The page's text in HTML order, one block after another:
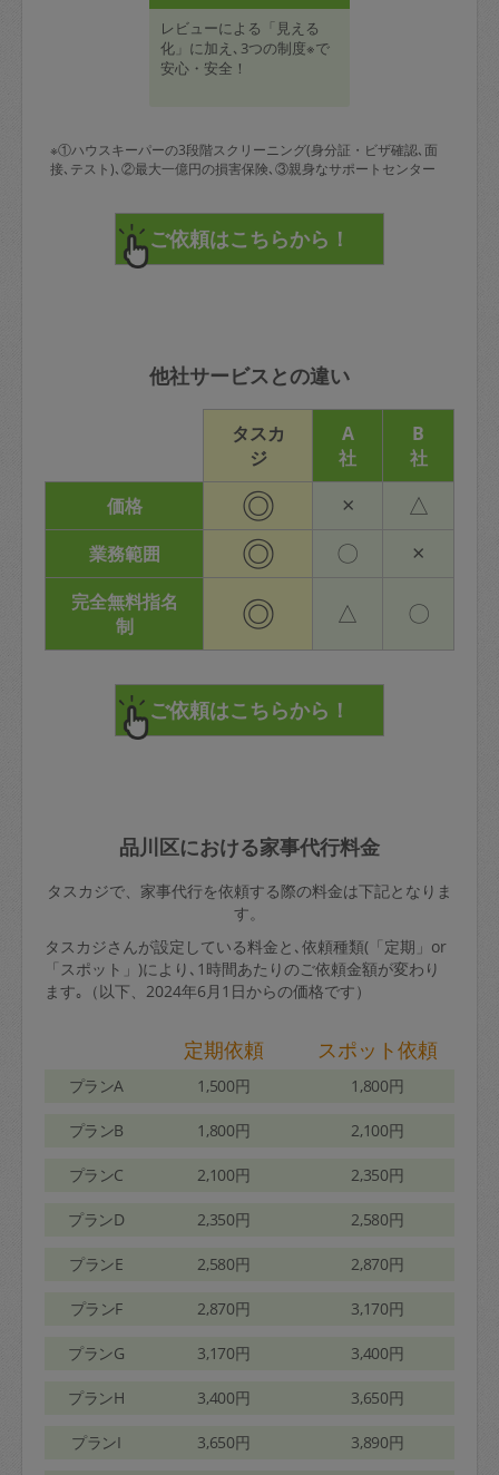
レビューによる「見える
化」に加え､3つの制度※で
安心・安全！
※①ハウスキーパーの3段階スクリーニング(身分証・ビザ確認､面
接､テスト)､②最大一億円の損害保険､③親身なサポートセンター
他社サービスとの違い
タスカ
ジ
A
社
B
社
価格
◎ × △
業務範囲 ◎ 〇 ×
完全無料指名
制
◎ △ 〇
品川区における家事代行料金
タスカジで、家事代行を依頼する際の料金は下記となりま
す。
タスカジさんが設定している料金と､依頼種類(「定期」or
「スポット」)により､1時間あたりのご依頼金額が変わり
ます｡（以下、2024年6月1日からの価格です）
定期依頼 スポット依頼
プランA 1,500円 1,800円
プランB 1,800円 2,100円
プランC 2,100円 2,350円
プランD 2,350円 2,580円
プランE 2,580円 2,870円
プランF 2,870円 3,170円
プランG 3,170円 3,400円
プランH 3,400円 3,650円
プランI 3,650円 3,890円